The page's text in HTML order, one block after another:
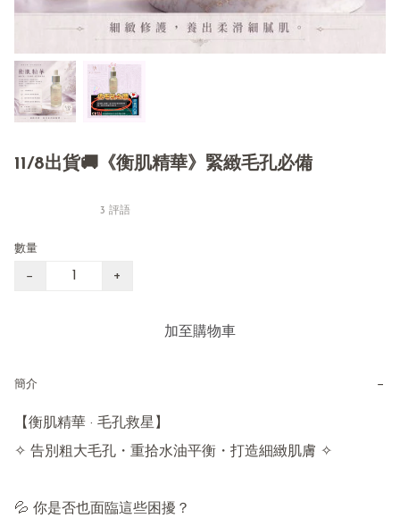
11/8出貨🚚《衡肌精華》緊緻毛孔必備
3 評語
數量
− +
加至購物車
簡介 −
【衡肌精華 · 毛孔救星】
✧ 告別粗大毛孔・重拾水油平衡・打造細緻肌膚 ✧
💦 你是否也面臨這些困擾？